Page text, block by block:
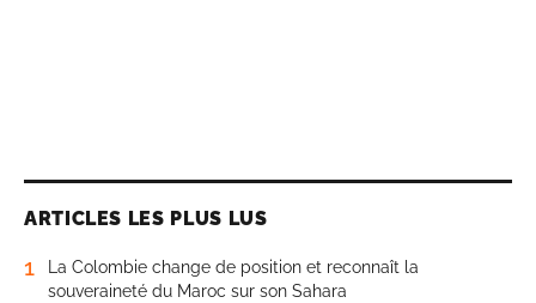
ARTICLES LES PLUS LUS
1
La Colombie change de position et reconnaît la
souveraineté du Maroc sur son Sahara